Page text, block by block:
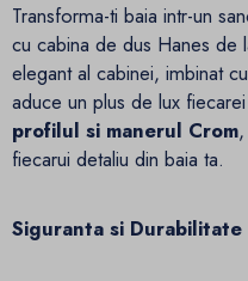
Transforma-ti baia intr-un
cu cabina de dus Hanes de
elegant al cabinei, imbinat
aduce un plus de lux
profilul si manerul Crom
fiecarui detaliu din baia ta.
Siguranta si